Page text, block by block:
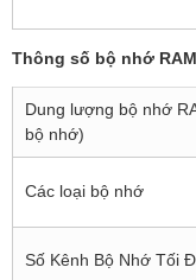
Thông số bộ nhớ RAM
Dung lượng bộ nhớ
bộ nhớ)
Các loại bộ nhớ
Số Kênh Bộ Nhớ Tối